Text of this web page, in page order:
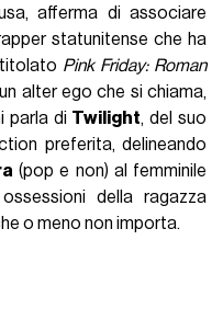
afferma di associare
statunitense che ha
Pink Friday: Roman
alter ego che si chiama,
parla di Twilight, del suo
preferita, delineando
(pop e non) al femminile
della ragazza
o meno non importa.